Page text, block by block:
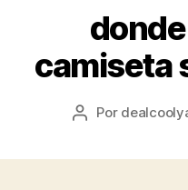
camiseta
Autor
Por